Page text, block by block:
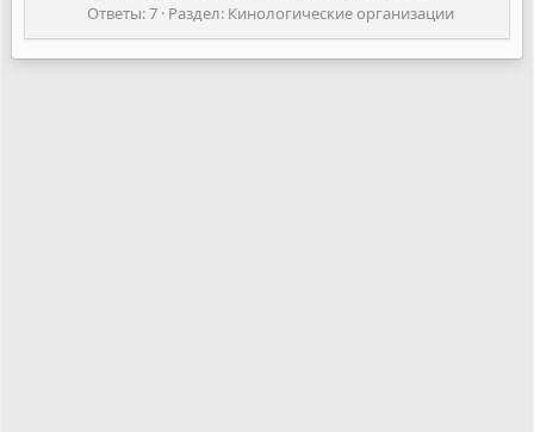
Ответы: 7 Раздел: Кинологические организации